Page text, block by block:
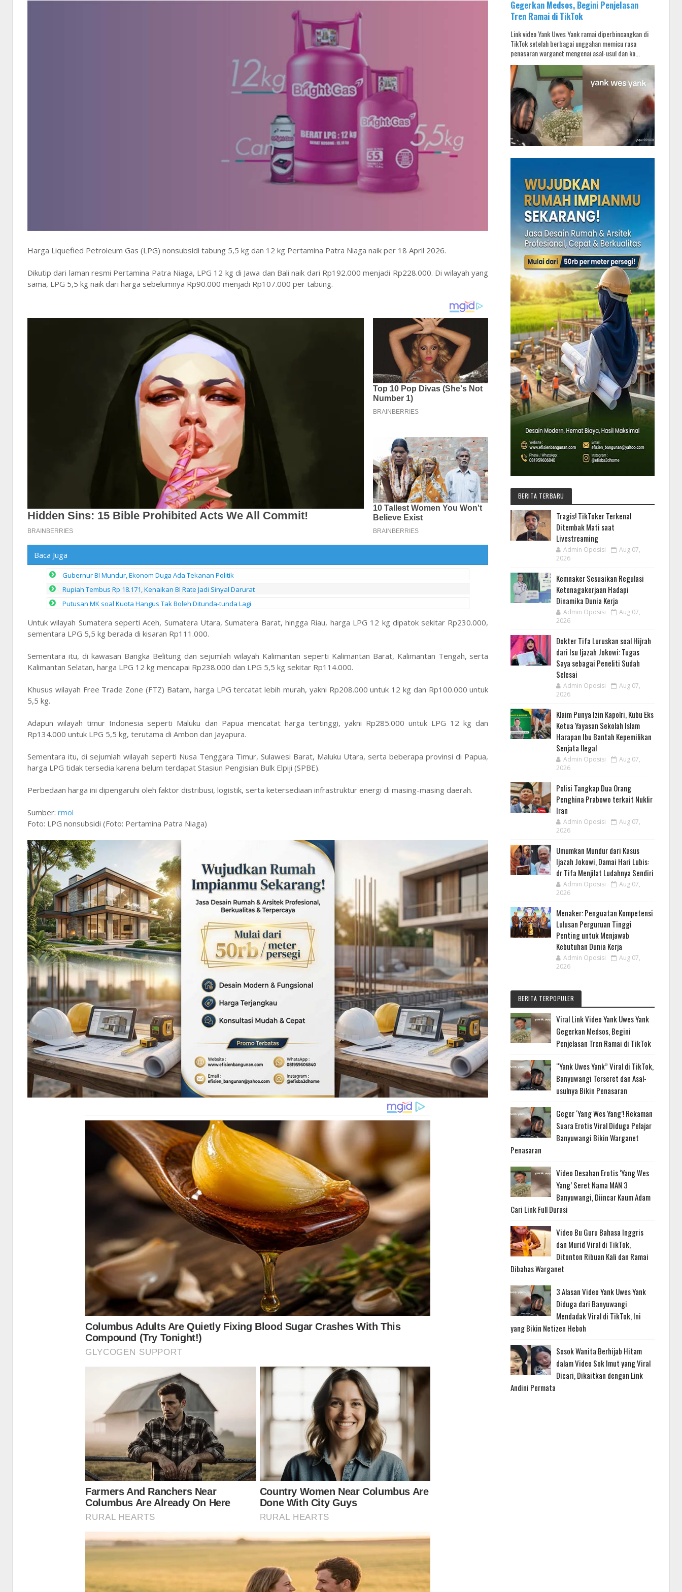
Harga Liquefied Petroleum Gas (LPG) nonsubsidi tabung 5,5 kg dan 12 kg Pertamina Patra Niaga naik per 18 April 2026.
Dikutip dari laman resmi Pertamina Patra Niaga, LPG 12 kg di Jawa dan Bali naik dari Rp192.000 menjadi Rp228.000. Di wilayah yang
sama, LPG 5,5 kg naik dari harga sebelumnya Rp90.000 menjadi Rp107.000 per tabung.
Baca Juga
Gubernur BI Mundur, Ekonom Duga Ada Tekanan Politik
Rupiah Tembus Rp 18.171, Kenaikan BI Rate Jadi Sinyal Darurat
Putusan MK soal Kuota Hangus Tak Boleh Ditunda-tunda Lagi
Untuk wilayah Sumatera seperti Aceh, Sumatera Utara, Sumatera Barat, hingga Riau, harga LPG 12 kg dipatok sekitar Rp230.000,
sementara LPG 5,5 kg berada di kisaran Rp111.000.
Sementara itu, di kawasan Bangka Belitung dan sejumlah wilayah Kalimantan seperti Kalimantan Barat, Kalimantan Tengah, serta
Kalimantan Selatan, harga LPG 12 kg mencapai Rp238.000 dan LPG 5,5 kg sekitar Rp114.000.
Khusus wilayah Free Trade Zone (FTZ) Batam, harga LPG tercatat lebih murah, yakni Rp208.000 untuk 12 kg dan Rp100.000 untuk
5,5 kg.
Adapun wilayah timur Indonesia seperti Maluku dan Papua mencatat harga tertinggi, yakni Rp285.000 untuk LPG 12 kg dan
Rp134.000 untuk LPG 5,5 kg, terutama di Ambon dan Jayapura.
Sementara itu, di sejumlah wilayah seperti Nusa Tenggara Timur, Sulawesi Barat, Maluku Utara, serta beberapa provinsi di Papua,
harga LPG tidak tersedia karena belum terdapat Stasiun Pengisian Bulk Elpiji (SPBE).
Perbedaan harga ini dipengaruhi oleh faktor distribusi, logistik, serta ketersediaan infrastruktur energi di masing-masing daerah.
Sumber: rmol
Foto: LPG nonsubsidi (Foto: Pertamina Patra Niaga)
Gegerkan Medsos, Begini Penjelasan
Tren Ramai di TikTok
Link video Yank Uwes Yank ramai diperbincangkan di
TikTok setelah berbagai unggahan memicu rasa
penasaran warganet mengenai asal-usul dan ko...
BERITA TERBARU
Tragis! TikToker Terkenal
Ditembak Mati saat
Livestreaming
Admin Oposisi
Aug 07,
2026
Kemnaker Sesuaikan Regulasi
Ketenagakerjaan Hadapi
Dinamika Dunia Kerja
Admin Oposisi
Aug 07,
2026
Dokter Tifa Luruskan soal Hijrah
dari Isu Ijazah Jokowi: Tugas
Saya sebagai Peneliti Sudah
Selesai
Admin Oposisi
Aug 07,
2026
Klaim Punya Izin Kapolri, Kubu Eks
Ketua Yayasan Sekolah Islam
Harapan Ibu Bantah Kepemilikan
Senjata Ilegal
Admin Oposisi
Aug 07,
2026
Polisi Tangkap Dua Orang
Penghina Prabowo terkait Nuklir
Iran
Admin Oposisi
Aug 07,
2026
Umumkan Mundur dari Kasus
Ijazah Jokowi, Damai Hari Lubis:
dr Tifa Menjilat Ludahnya Sendiri
Admin Oposisi
Aug 07,
2026
Menaker: Penguatan Kompetensi
Lulusan Perguruan Tinggi
Penting untuk Menjawab
Kebutuhan Dunia Kerja
Admin Oposisi
Aug 07,
2026
BERITA TERPOPULER
Viral Link Video Yank Uwes Yank
Gegerkan Medsos, Begini
Penjelasan Tren Ramai di TikTok
“Yank Uwes Yank” Viral di TikTok,
Banyuwangi Terseret dan Asal-
usulnya Bikin Penasaran
Geger ‘Yang Wes Yang’! Rekaman
Suara Erotis Viral Diduga Pelajar
Banyuwangi Bikin Warganet
Penasaran
Video Desahan Erotis ‘Yang Wes
Yang’ Seret Nama MAN 3
Banyuwangi, Diincar Kaum Adam
Cari Link Full Durasi
Video Bu Guru Bahasa Inggris
dan Murid Viral di TikTok,
Ditonton Ribuan Kali dan Ramai
Dibahas Warganet
3 Alasan Video Yank Uwes Yank
Diduga dari Banyuwangi
Mendadak Viral di TikTok, Ini
yang Bikin Netizen Heboh
Sosok Wanita Berhijab Hitam
dalam Video Sok Imut yang Viral
Dicari, Dikaitkan dengan Link
Andini Permata